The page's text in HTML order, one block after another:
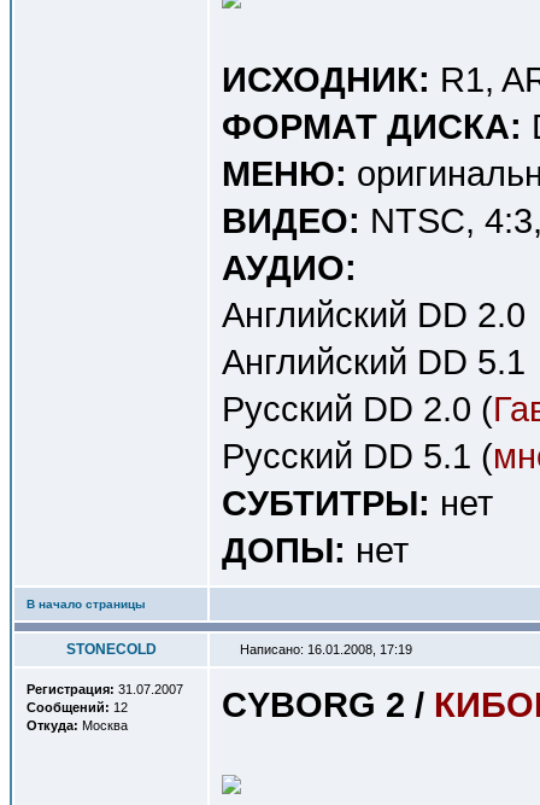
ИСХОДНИК: R1,
ФОРМАТ ДИСКА:
МЕНЮ:
ВИДЕО: NTSC,
АУДИО:
Английский DD 2.0
Английский DD 5.1
Русский DD 2.0 (
Русский DD 5.1 (
СУБТИТРЫ: нет
ДОПЫ: нет
В начало страницы
STONECOLD Написано: 16.01.2008, 17:19
Регистрация: 31.07.2007
Сообщений: 12
Откуда: Москва
CYBORG 2 /